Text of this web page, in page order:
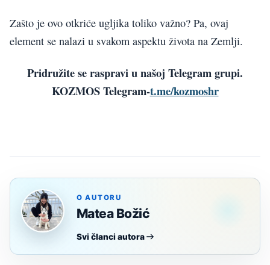
Zašto je ovo otkriće ugljika toliko važno? Pa, ovaj
element se nalazi u svakom aspektu života na Zemlji.
Pridružite se raspravi u našoj Telegram grupi.
KOZMOS Telegram-t.me/kozmoshr
O AUTORU
Matea Božić
Svi članci autora